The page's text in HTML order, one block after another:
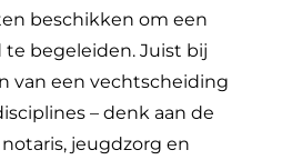
beschikken om een
begeleiden. Juist bij
van een vechtscheiding
– denk aan de
jeugdzorg en